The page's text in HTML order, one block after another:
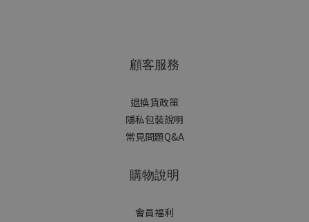
顧客服務
退換貨政策
隱私包裝說明
常見問題Q&A
購物說明
會員福利